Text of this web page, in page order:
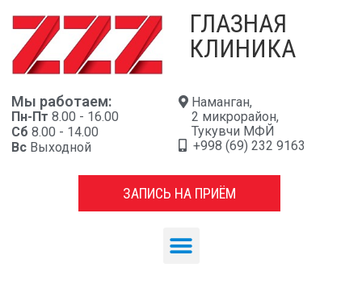
ГЛАЗНАЯ
КЛИНИКА
Мы работаем:
Пн-Пт8.00 - 16.00
Сб8.00 - 14.00
Вс Выходной
Наманган,
2 микрорайон,
Тукувчи МФЙ
+998 (69) 232 9163
ЗАПИСЬ НА ПРИЁМ